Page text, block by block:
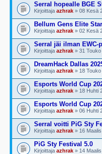
Serral hopealle BGE
Kirjoittaja azhrak » 08 Kesä
Bellum Gens Elite
Kirjoittaja azhrak » 02 Kesä
Serral jäi ilman EWC-
Kirjoittaja azhrak » 31
DreamHack Dallas
Kirjoittaja azhrak » 18
Esports World Cup
Kirjoittaja azhrak » 18 Huhti
Esports World Cup
Kirjoittaja azhrak » 06 Huhti
Serral voitti PiG Sty
Kirjoittaja azhrak » 16
PiG Sty Festival 5.0
Kirjoittaja azhrak » 14